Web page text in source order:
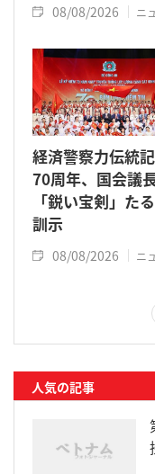
08/08/2026 ニ
経済警察力伝統
70周年、国会議
「鋭い宝剣」た
訓示
08/08/2026 ニ
人気の記事